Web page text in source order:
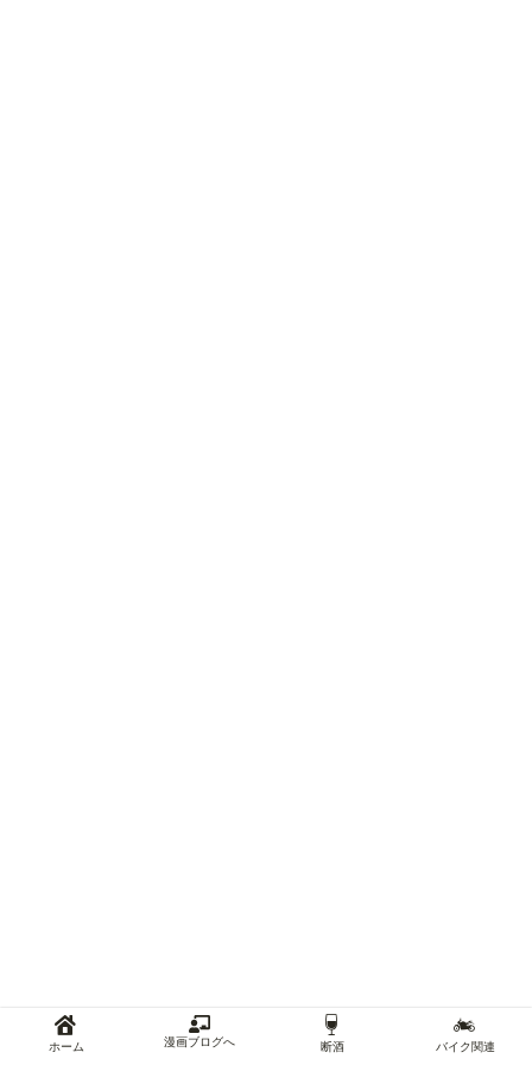
ホーム 漫画ブログへ 断酒 バイク関連